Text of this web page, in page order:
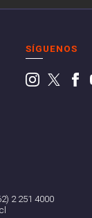
SÍGUENOS
2 251 4000